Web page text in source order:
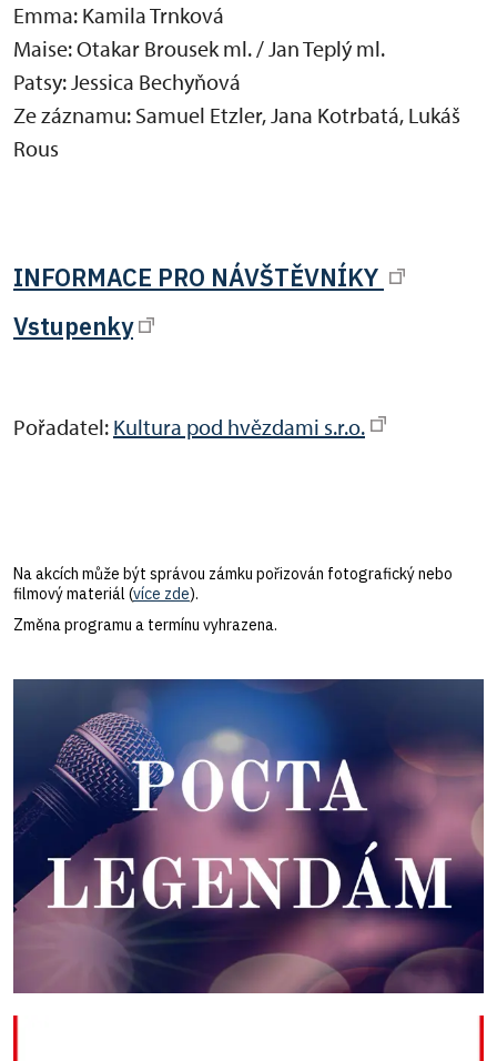
Emma: Kamila Trnková
Maise: Otakar Brousek ml. / Jan Teplý ml.
Patsy: Jessica Bechyňová
Ze záznamu: Samuel Etzler, Jana Kotrbatá, Lukáš
Rous
INFORMACE PRO NÁVŠTĚVNÍKY
Vstupenky
Pořadatel: Kultura pod hvězdami s.r.o.
Na akcích může být správou zámku pořizován fotografický nebo
filmový materiál (více zde).
Změna programu a termínu vyhrazena.